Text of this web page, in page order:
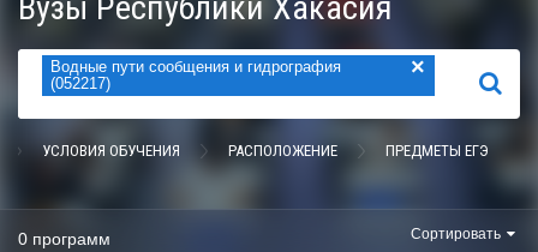
Водные пути сообщения и гидрография
(052217)
×
НАЙТИ
УСЛОВИЯ ОБУЧЕНИЯ РАСПОЛОЖЕНИЕ ПРЕДМЕТЫ ЕГЭ
0 программ Сортировать